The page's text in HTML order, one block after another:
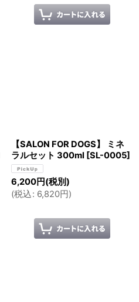
【SALON FOR DOGS】 ミネ
ラルセット 300ml [SL-0005]
6,200円(税別)
(税込: 6,820円)